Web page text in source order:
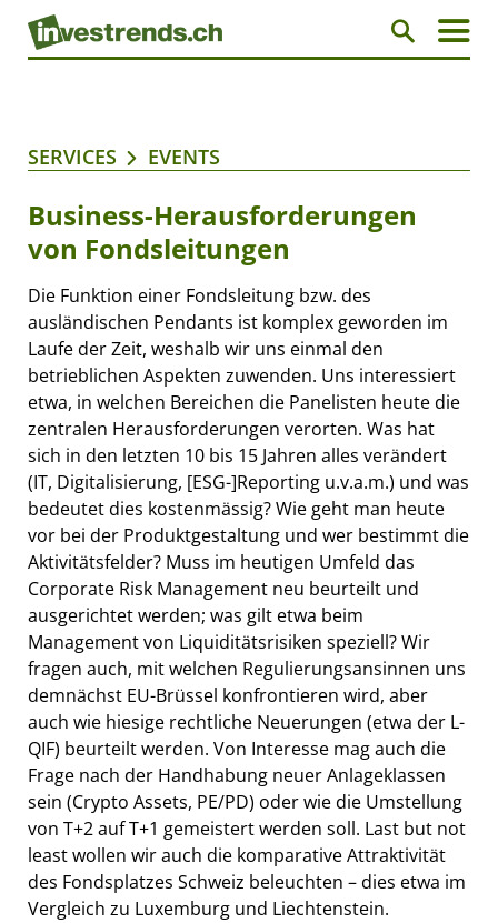
SERVICES EVENTS
Business-Herausforderungen
von Fondsleitungen
Die Funktion einer Fondsleitung bzw. des
ausländischen Pendants ist komplex geworden im
Laufe der Zeit, weshalb wir uns einmal den
betrieblichen Aspekten zuwenden. Uns interessiert
etwa, in welchen Bereichen die Panelisten heute die
zentralen Herausforderungen verorten. Was hat
sich in den letzten 10 bis 15 Jahren alles verändert
(IT, Digitalisierung, [ESG-]Reporting u.v.a.m.) und was
bedeutet dies kostenmässig? Wie geht man heute
vor bei der Produktgestaltung und wer bestimmt die
Aktivitätsfelder? Muss im heutigen Umfeld das
Corporate Risk Management neu beurteilt und
ausgerichtet werden; was gilt etwa beim
Management von Liquiditätsrisiken speziell? Wir
fragen auch, mit welchen Regulierungsansinnen uns
demnächst EU-Brüssel konfrontieren wird, aber
auch wie hiesige rechtliche Neuerungen (etwa der L-
QIF) beurteilt werden. Von Interesse mag auch die
Frage nach der Handhabung neuer Anlageklassen
sein (Crypto Assets, PE/PD) oder wie die Umstellung
von T+2 auf T+1 gemeistert werden soll. Last but not
least wollen wir auch die komparative Attraktivität
des Fondsplatzes Schweiz beleuchten – dies etwa im
Vergleich zu Luxemburg und Liechtenstein.